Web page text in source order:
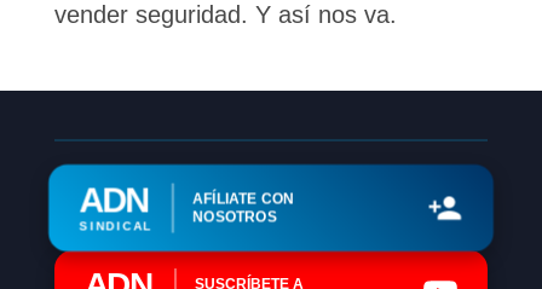
vender seguridad. Y así nos va.
ADN
SINDICAL
AFÍLIATE CON
NOSOTROS
SUSCRÍBETE A